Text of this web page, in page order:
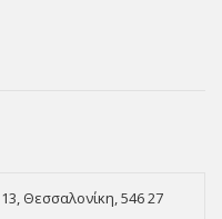
Θεσσαλονίκη, 546 27